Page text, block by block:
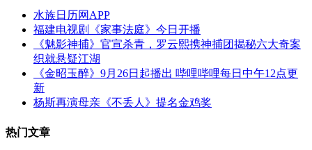
水族日历网APP
福建电视剧《家事法庭》今日开播
《魅影神捕》官宣杀青，罗云熙携神捕团揭秘六大奇案
织就悬疑江湖
《金昭玉醉》9月26日起播出 哔哩哔哩每日中午12点更
新
杨斯再演母亲《不丢人》提名金鸡奖
热门文章